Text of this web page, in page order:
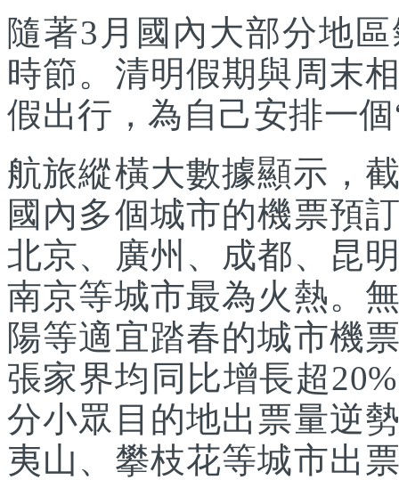
隨著3月國內大部分地
時節。清明假期與周末
假出行，為自己安排一
航旅縱橫大數據顯示，
國內多個城市的機票預
北京、廣州、成都、昆
南京等城市最為火熱。
陽等適宜踏春的城市機
張家界均同比增長超
分小眾目的地出票量逆
夷山、攀枝花等城市出